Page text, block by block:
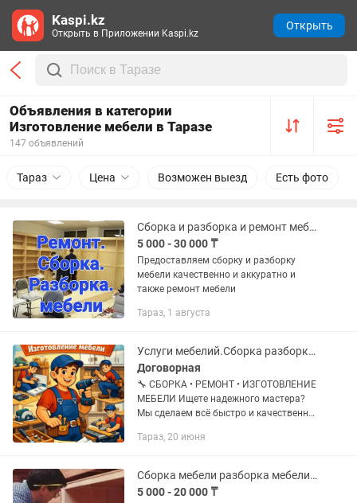
Объявления в категории
Изготовление мебели в Таразе
147 объявлений
Тараз Цена Возможен выезд Есть фото
Сборка и разборка и ремонт мебели
5 000 - 30 000 ₸
Предоставляем сборку и разборку
мебели качественно и аккуратно и
также ремонт мебели
Тараз, 1 августа
Услуги мебелий.Сборка разборка мебель ремонт
Договорная
🔧 СБОРКА • РЕМОНТ • ИЗГОТОВЛЕНИЕ
МЕБЕЛИ Ищете надежного мастера?
Мы сделаем всё быстро и качественно!
кровати) ✔ Ремонт и восстановление
Тараз, 20 июня
Сборка мебели разборка мебели установка электрик сантехник ремонт мебели
5 000 - 20 000 ₸
Kaspi.kz
Открыть в Приложении Kaspi.kz
Открыть